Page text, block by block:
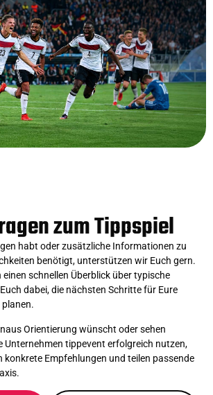
zum Tippspiel
habt oder zusätzliche Informationen zu
benötigt, unterstützen wir Euch gern.
einen schnellen Überblick über typische
dabei, die nächsten Schritte für Eure
Orientierung wünscht oder sehen
Unternehmen tippevent erfolgreich nutzen,
konkrete Empfehlungen und teilen passende